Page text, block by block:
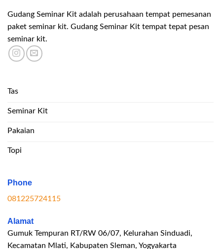
Gudang Seminar Kit adalah perusahaan tempat pemesanan
paket seminar kit. Gudang Seminar Kit tempat tepat pesan
seminar kit.
Tas
Seminar Kit
Pakaian
Topi
Phone
081225724115
Alamat
Gumuk Tempuran RT/RW 06/07, Kelurahan Sinduadi,
Kecamatan Mlati, Kabupaten Sleman, Yogyakarta